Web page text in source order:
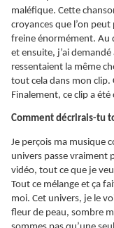
maléfique. Cette
croyances que l’on
freine énormément. Au
et ensuite, j’ai demandé
ressentaient la même
tout cela dans mon clip.
Finalement, ce clip a
Comment décrirais-tu
Je perçois ma musique
univers passe vraiment
vidéo, tout ce que je
Tout ce mélange et ça
moi. Cet univers, je le
fleur de peau, sombre